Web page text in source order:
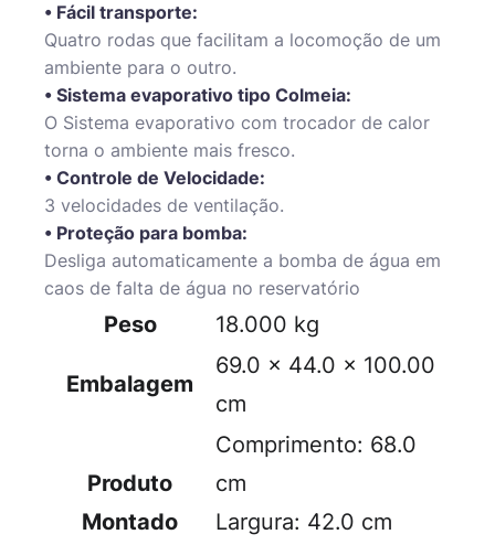
• Fácil transporte:
Quatro rodas que facilitam a locomoção de um
ambiente para o outro.
• Sistema evaporativo tipo Colmeia:
O Sistema evaporativo com trocador de calor
torna o ambiente mais fresco.
• Controle de Velocidade:
3 velocidades de ventilação.
• Proteção para bomba:
Desliga automaticamente a bomba de água em
caos de falta de água no reservatório
Peso 18.000 kg
Embalagem
69.0 × 44.0 × 100.00
cm
Produto
Montado
Comprimento: 68.0
cm
Largura: 42.0 cm